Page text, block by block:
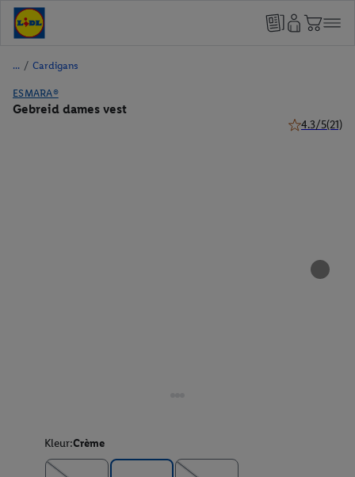
/ Cardigans
ESMARA®
Gebreid dames vest
4.3/5(21)
Kleur:Crème